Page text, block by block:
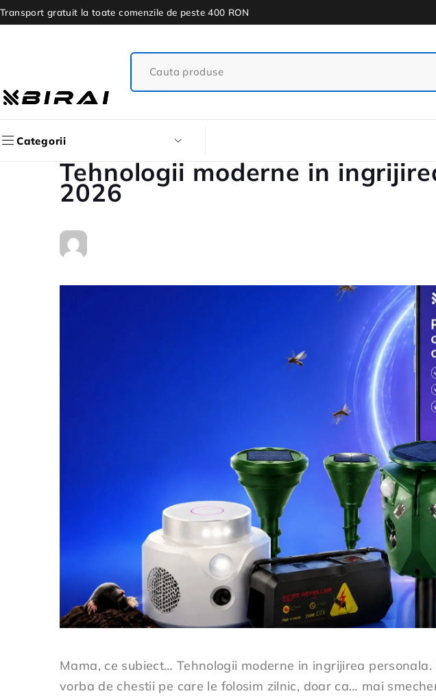
Transport gratuit la toate comenzile de peste 400 RON
Categorii
Tehnologii moderne in
2026
Mama, ce subiect… Tehnologii moderne in ingrijirea
vorba de chestii pe care le folosim zilnic, doar ca… mai